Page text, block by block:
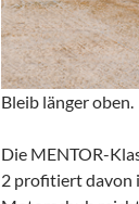
Bleib länger oben.
Die MENTOR-
2 profitiert davon